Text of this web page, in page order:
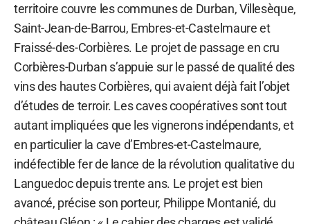
territoire couvre les communes de Durban, Villesèque,
Saint-Jean-de-Barrou, Embres-et-Castelmaure et
Fraissé-des-Corbières. Le projet de passage en cru
Corbières-Durban s’appuie sur le passé de qualité des
vins des hautes Corbières, qui avaient déjà fait l’objet
d’études de terroir. Les caves coopératives sont tout
autant impliquées que les vignerons indépendants, et
en particulier la cave d’Embres-et-Castelmaure,
indéfectible fer de lance de la révolution qualitative du
Languedoc depuis trente ans. Le projet est bien
avancé, précise son porteur, Philippe Montanié, du